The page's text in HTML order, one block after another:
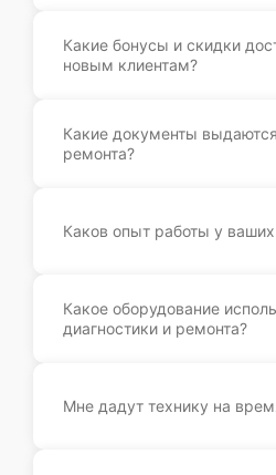
Какие бонусы и скидки
новым клиентам?
Какие документы
ремонта?
Каков опыт работы у
Какое оборудование
диагностики и ремонта?
Мне дадут технику на